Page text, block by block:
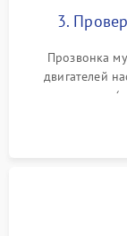
3.
Прозвонка
двигателей
прессостата
концевика